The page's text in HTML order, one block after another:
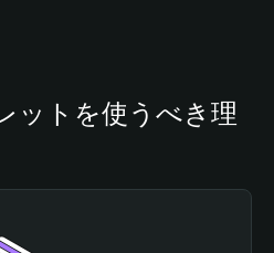
ットを使うべき理